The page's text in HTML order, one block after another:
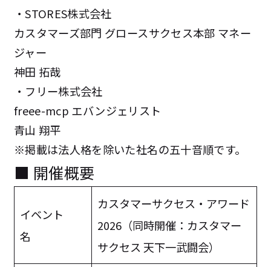
・STORES株式会社
カスタマーズ部門 グロースサクセス本部 マネー
ジャー
神田 拓哉
・フリー株式会社
freee-mcp エバンジェリスト
青山 翔平
※掲載は法人格を除いた社名の五十音順です。
■ 開催概要
イベント
名
カスタマーサクセス・アワード
2026（同時開催：カスタマー
サクセス 天下一武闘会）